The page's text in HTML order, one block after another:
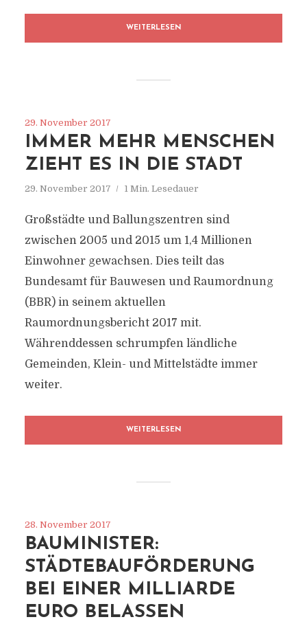
WEITERLESEN
29. November 2017
IMMER MEHR MENSCHEN
ZIEHT ES IN DIE STADT
29. November 2017 1 Min. Lesedauer
Großstädte und Ballungszentren sind
zwischen 2005 und 2015 um 1,4 Millionen
Einwohner gewachsen. Dies teilt das
Bundesamt für Bauwesen und Raumordnung
(BBR) in seinem aktuellen
Raumordnungsbericht 2017 mit.
Währenddessen schrumpfen ländliche
Gemeinden, Klein- und Mittelstädte immer
weiter.
WEITERLESEN
28. November 2017
BAUMINISTER:
STÄDTEBAUFÖRDERUNG
BEI EINER MILLIARDE
EURO BELASSEN